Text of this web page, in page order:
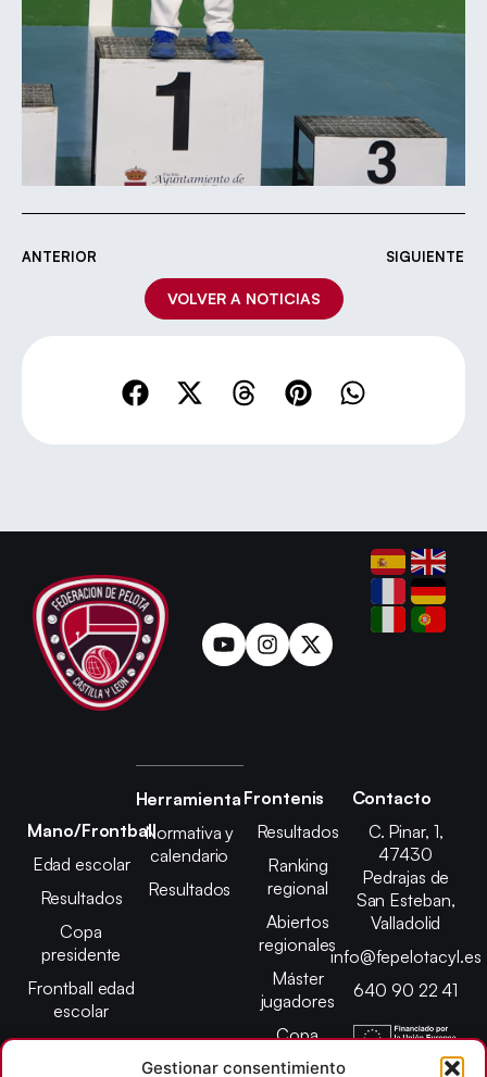
Gestionar consentimiento
ANTERIOR SIGUIENTE
VOLVER A NOTICIAS
Mano/Frontball
Edad escolar
Resultados
Copa
presidente
Frontball edad
escolar
Herramienta
Normativa y
calendario
Resultados
Frontenis
Resultados
Ranking
regional
Abiertos
regionales
Máster
jugadores
Copa
presidente
Contacto
C. Pinar, 1,
47430
Pedrajas de
San Esteban,
Valladolid
info@fepelotacyl.es
640 90 22 41